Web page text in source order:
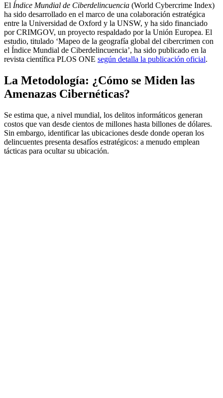
El Índice Mundial de Ciberdelincuencia (World Cybercrime Index)
ha sido desarrollado en el marco de una colaboración estratégica
entre la Universidad de Oxford y la UNSW, y ha sido financiado
por CRIMGOV, un proyecto respaldado por la Unión Europea. El
estudio, titulado ‘Mapeo de la geografía global del cibercrimen con
el Índice Mundial de Ciberdelincuencia’, ha sido publicado en la
revista científica PLOS ONE según detalla la publicación oficial.
La Metodología: ¿Cómo se Miden las
Amenazas Cibernéticas?
Se estima que, a nivel mundial, los delitos informáticos generan
costos que van desde cientos de millones hasta billones de dólares.
Sin embargo, identificar las ubicaciones desde donde operan los
delincuentes presenta desafíos estratégicos: a menudo emplean
tácticas para ocultar su ubicación.